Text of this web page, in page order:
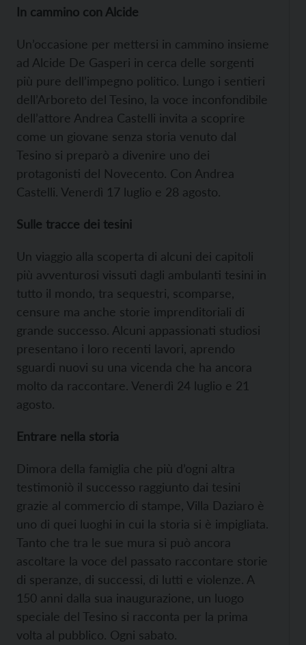
In cammino con Alcide
Un’occasione per mettersi in cammino insieme
ad Alcide De Gasperi in cerca delle sorgenti
più pure dell’impegno politico. Lungo i sentieri
dell’Arboreto del Tesino, la voce inconfondibile
dell’attore Andrea Castelli invita a scoprire
come un giovane senza storia venuto dal
Tesino si preparò a divenire uno dei
protagonisti del Novecento. Con Andrea
Castelli. Venerdì 17 luglio e 28 agosto.
Sulle tracce dei tesini
Un viaggio alla scoperta di alcuni dei capitoli
più avventurosi vissuti dagli ambulanti tesini in
tutto il mondo, tra sequestri, scomparse,
censure ma anche storie imprenditoriali di
grande successo. Alcuni appassionati studiosi
presentano i loro recenti lavori, aprendo
sguardi nuovi su una vicenda che ha ancora
molto da raccontare. Venerdì 24 luglio e 21
agosto.
Entrare nella storia
Dimora della famiglia che più d’ogni altra
testimoniò il successo raggiunto dai tesini
grazie al commercio di stampe, Villa Daziaro è
uno di quei luoghi in cui la storia si è impigliata.
Tanto che tra le sue mura si può ancora
ascoltare la voce del passato raccontare storie
di speranze, di successi, di lutti e violenze. A
150 anni dalla sua inaugurazione, un luogo
speciale del Tesino si racconta per la prima
volta al pubblico. Ogni sabato.